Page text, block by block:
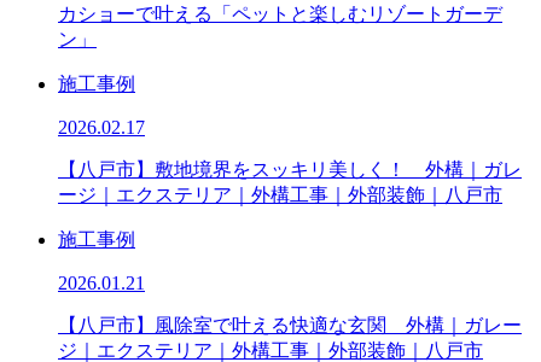
カショーで叶える「ペットと楽しむリゾートガーデ
ン」
施工事例
2026.02.17
【八戸市】敷地境界をスッキリ美しく！ 外構｜ガレ
ージ｜エクステリア｜外構工事｜外部装飾｜八戸市
施工事例
2026.01.21
【八戸市】風除室で叶える快適な玄関 外構｜ガレー
ジ｜エクステリア｜外構工事｜外部装飾｜八戸市